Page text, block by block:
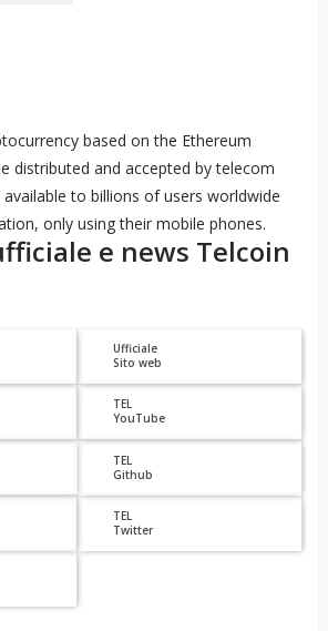
based on the Ethereum
distributed and accepted by telecom
to billions of users worldwide
only using their mobile phones.
e news Telcoin
Ufficiale
Sito web
TEL
YouTube
TEL
Github
TEL
Twitter